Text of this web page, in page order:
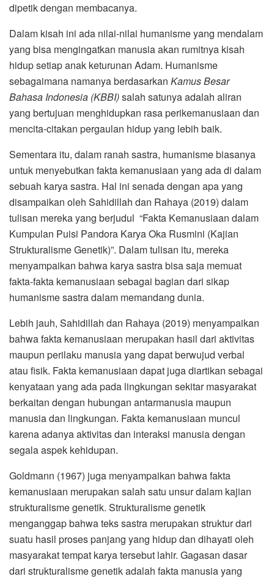
dipetik dengan membacanya.
Dalam kisah ini ada nilai-nilai humanisme yang mendalam
yang bisa mengingatkan manusia akan rumitnya kisah
hidup setiap anak keturunan Adam. Humanisme
sebagaimana namanya berdasarkan Kamus Besar
Bahasa Indonesia (KBBI)salah satunya adalah aliran
yang bertujuan menghidupkan rasa perikemanusiaan dan
mencita-citakan pergaulan hidup yang lebih baik.
Sementara itu, dalam ranah sastra, humanisme biasanya
untuk menyebutkan fakta kemanusiaan yang ada di dalam
sebuah karya sastra. Hal ini senada dengan apa yang
disampaikan oleh Sahidillah dan Rahaya (2019) dalam
tulisan mereka yang berjudul “Fakta Kemanusiaan dalam
Kumpulan Puisi Pandora Karya Oka Rusmini (Kajian
Strukturalisme Genetik)”. Dalam tulisan itu, mereka
menyampaikan bahwa karya sastra bisa saja memuat
fakta-fakta kemanusiaan sebagai bagian dari sikap
humanisme sastra dalam memandang dunia.
Lebih jauh, Sahidillah dan Rahaya (2019) menyampaikan
bahwa fakta kemanusiaan merupakan hasil dari aktivitas
maupun perilaku manusia yang dapat berwujud verbal
atau fisik. Fakta kemanusiaan dapat juga diartikan sebagai
kenyataan yang ada pada lingkungan sekitar masyarakat
berkaitan dengan hubungan antarmanusia maupun
manusia dan lingkungan. Fakta kemanusiaan muncul
karena adanya aktivitas dan interaksi manusia dengan
segala aspek kehidupan.
Goldmann (1967) juga menyampaikan bahwa fakta
kemanusiaan merupakan salah satu unsur dalam kajian
strukturalisme genetik. Strukturalisme genetik
menganggap bahwa teks sastra merupakan struktur dari
suatu hasil proses panjang yang hidup dan dihayati oleh
masyarakat tempat karya tersebut lahir. Gagasan dasar
dari strukturalisme genetik adalah fakta manusia yang